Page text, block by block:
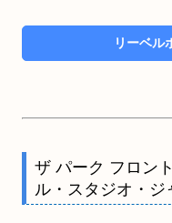
リーベル
ザ パーク フロン
ル・スタジオ・ジ